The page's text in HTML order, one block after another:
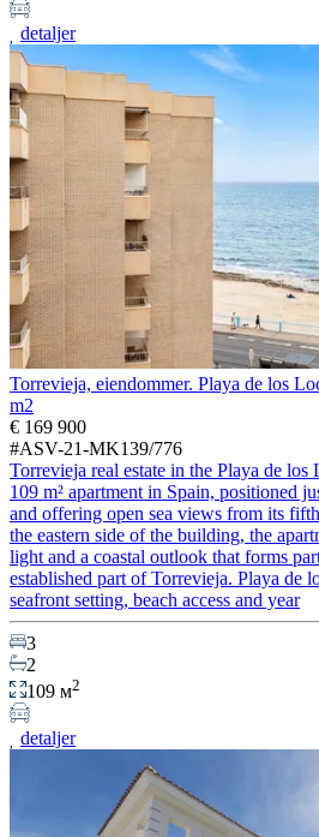
detaljer
Torrevieja, eiendommer. Playa de los
m2
€ 169 900
#ASV-21-MK139/776
Torrevieja real estate in the Playa de los
109 m² apartment in Spain, positioned
and offering open sea views from its
the eastern side of the building, the
light and a coastal outlook that forms
established part of Torrevieja. Playa de
seafront setting, beach access and year
3
2
109 м2
detaljer